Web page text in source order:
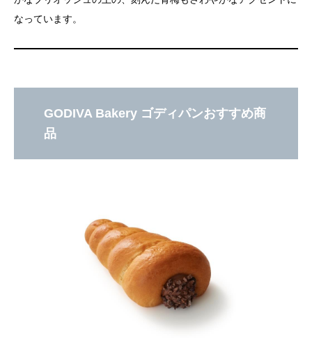
なっています。
GODIVA Bakery ゴディパンおすすめ商
品